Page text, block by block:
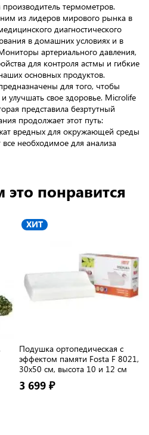
термометров.
из лидеров мирового рынка в
диагностического
в домашних условиях и в
артериального давления,
для контроля астмы и гибкие
основных продуктов.
для того, чтобы
улучшать свое здоровье. Microlife
представила безртутный
продолжает этот путь:
вредных для окружающей среды
необходимое для анализа
понравится
ХИТ
Подушка ортопедическая с
эффектом памяти Fosta F 8021,
30х50 см, высота 10 и 12 см
3 699 ₽